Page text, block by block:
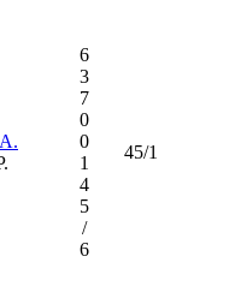
6
3
7
0
0
1
4
5
/
6
45/1